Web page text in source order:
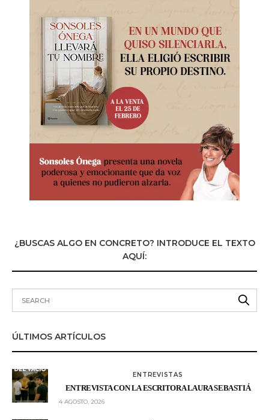
¿BUSCAS ALGO EN CONCRETO? INTRODUCE EL TEXTO
AQUÍ:
ÚLTIMOS ARTÍCULOS
ENTREVISTAS
ENTREVISTA CON LA ESCRITORA LAURA SEBASTIÁ
4 AGOSTO, 2026